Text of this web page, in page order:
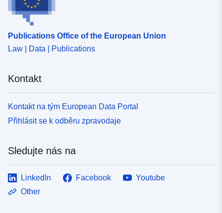
Publications Office of the European Union
Law | Data | Publications
Kontakt
Kontakt na tým European Data Portal
Přihlásit se k odběru zpravodaje
Sledujte nás na
LinkedIn Facebook
Youtube
Other